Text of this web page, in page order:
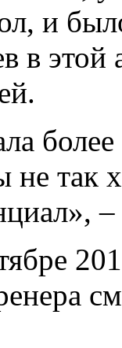
и
в этой
так
–